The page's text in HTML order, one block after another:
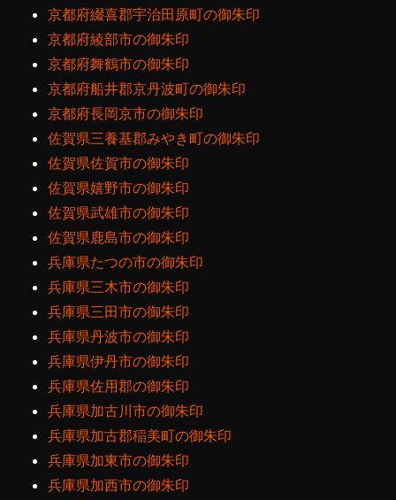
京都府綴喜郡宇治田原町の御朱印
京都府綾部市の御朱印
京都府舞鶴市の御朱印
京都府船井郡京丹波町の御朱印
京都府長岡京市の御朱印
佐賀県三養基郡みやき町の御朱印
佐賀県佐賀市の御朱印
佐賀県嬉野市の御朱印
佐賀県武雄市の御朱印
佐賀県鹿島市の御朱印
兵庫県たつの市の御朱印
兵庫県三木市の御朱印
兵庫県三田市の御朱印
兵庫県丹波市の御朱印
兵庫県伊丹市の御朱印
兵庫県佐用郡の御朱印
兵庫県加古川市の御朱印
兵庫県加古郡稲美町の御朱印
兵庫県加東市の御朱印
兵庫県加西市の御朱印